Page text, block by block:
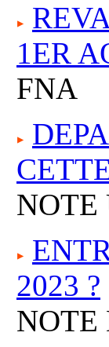
1ER
FNA
NOTE
2023 ?
NOTE